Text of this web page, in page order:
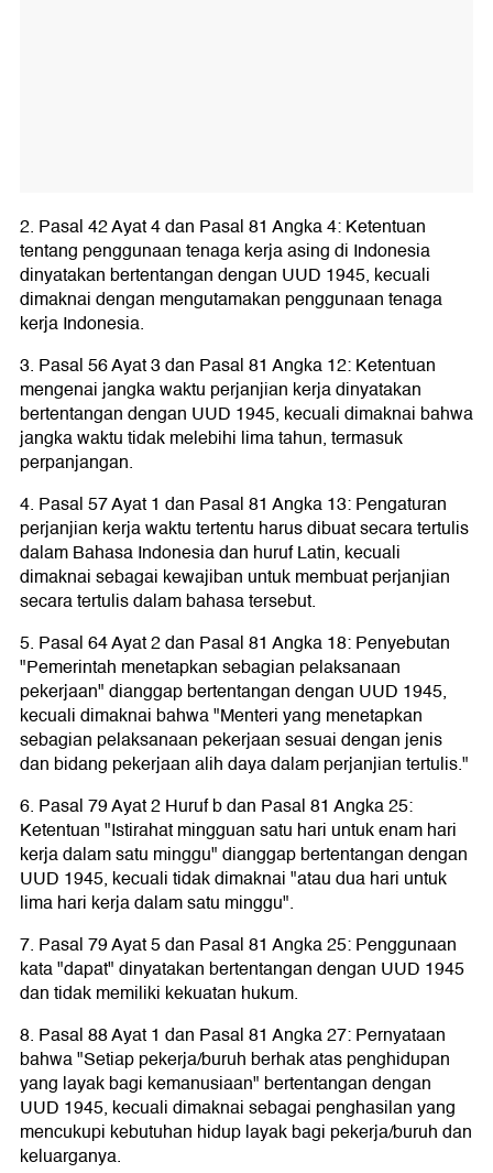
2. Pasal 42 Ayat 4 dan Pasal 81 Angka 4: Ketentuan
tentang penggunaan tenaga kerja asing di Indonesia
dinyatakan bertentangan dengan UUD 1945, kecuali
dimaknai dengan mengutamakan penggunaan tenaga
kerja Indonesia.
3. Pasal 56 Ayat 3 dan Pasal 81 Angka 12: Ketentuan
mengenai jangka waktu perjanjian kerja dinyatakan
bertentangan dengan UUD 1945, kecuali dimaknai bahwa
jangka waktu tidak melebihi lima tahun, termasuk
perpanjangan.
4. Pasal 57 Ayat 1 dan Pasal 81 Angka 13: Pengaturan
perjanjian kerja waktu tertentu harus dibuat secara tertulis
dalam Bahasa Indonesia dan huruf Latin, kecuali
dimaknai sebagai kewajiban untuk membuat perjanjian
secara tertulis dalam bahasa tersebut.
5. Pasal 64 Ayat 2 dan Pasal 81 Angka 18: Penyebutan
"Pemerintah menetapkan sebagian pelaksanaan
pekerjaan" dianggap bertentangan dengan UUD 1945,
kecuali dimaknai bahwa "Menteri yang menetapkan
sebagian pelaksanaan pekerjaan sesuai dengan jenis
dan bidang pekerjaan alih daya dalam perjanjian tertulis."
6. Pasal 79 Ayat 2 Huruf b dan Pasal 81 Angka 25:
Ketentuan "Istirahat mingguan satu hari untuk enam hari
kerja dalam satu minggu" dianggap bertentangan dengan
UUD 1945, kecuali tidak dimaknai "atau dua hari untuk
lima hari kerja dalam satu minggu".
7. Pasal 79 Ayat 5 dan Pasal 81 Angka 25: Penggunaan
kata "dapat" dinyatakan bertentangan dengan UUD 1945
dan tidak memiliki kekuatan hukum.
8. Pasal 88 Ayat 1 dan Pasal 81 Angka 27: Pernyataan
bahwa "Setiap pekerja/buruh berhak atas penghidupan
yang layak bagi kemanusiaan" bertentangan dengan
UUD 1945, kecuali dimaknai sebagai penghasilan yang
mencukupi kebutuhan hidup layak bagi pekerja/buruh dan
keluarganya.